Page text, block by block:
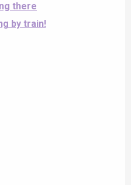
there
by train!